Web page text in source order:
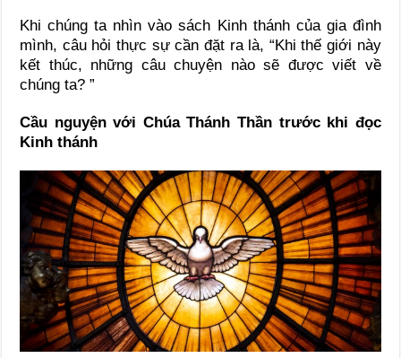
Khi chúng ta nhìn vào sách Kinh thánh của gia đình
mình, câu hỏi thực sự cần đặt ra là, “Khi thế giới này
kết thúc, những câu chuyện nào sẽ được viết về
chúng ta? ”
Cầu nguyện với Chúa Thánh Thần trước khi đọc
Kinh thánh